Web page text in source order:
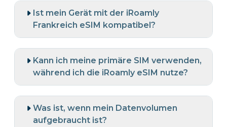
Ist mein Gerät mit der iRoamly
Frankreich eSIM kompatibel?
Kann ich meine primäre SIM verwenden,
während ich die iRoamly eSIM nutze?
Was ist, wenn mein Datenvolumen
aufgebraucht ist?